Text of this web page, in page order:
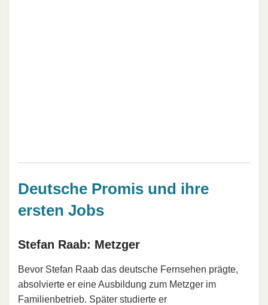
Deutsche Promis und ihre
ersten Jobs
Stefan Raab: Metzger
Bevor Stefan Raab das deutsche Fernsehen prägte,
absolvierte er eine Ausbildung zum Metzger im
Familienbetrieb. Später studierte er